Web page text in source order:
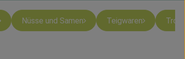
Nüsse und Samen Teigwaren